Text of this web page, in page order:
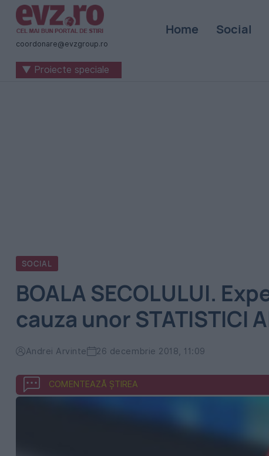
Știri
naționale
internaționale
coordonare@evzgroup.ro
Home Social
▼ Proiecte speciale
SOCIAL
BOALA SECOLULUI.
cauza unor STATISTICI
Andrei Arvinte 26 decembrie 2018, 11:09
COMENTEAZĂ ȘTIREA